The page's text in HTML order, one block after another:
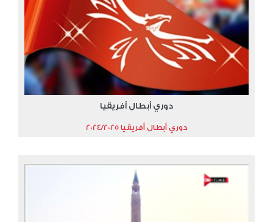
دوري أبطال أفريقيا
دوري أبطال أفريقيا 2024/2025